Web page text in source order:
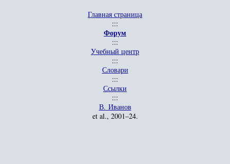
Главная страница
:::
Форум
:::
Учебный центр
:::
Словари
:::
Ссылки
:::
В. Иванов
et al., 2001–24.